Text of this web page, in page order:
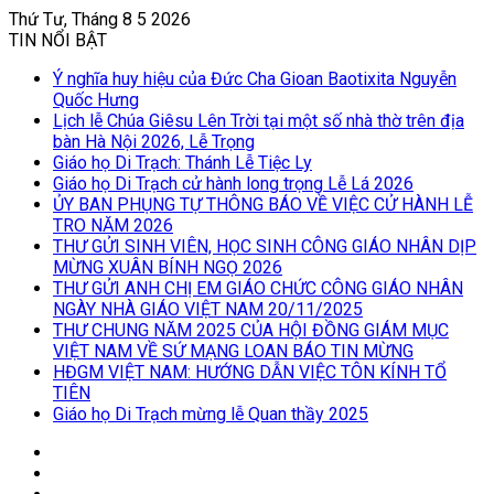
Thứ Tư, Tháng 8 5 2026
TIN NỔI BẬT
Ý nghĩa huy hiệu của Đức Cha Gioan Baotixita Nguyễn
Quốc Hưng
Lịch lễ Chúa Giêsu Lên Trời tại một số nhà thờ trên địa
bàn Hà Nội 2026, Lễ Trọng
Giáo họ Di Trạch: Thánh Lễ Tiệc Ly
Giáo họ Di Trạch cử hành long trọng Lễ Lá 2026
ỦY BAN PHỤNG TỰ THÔNG BÁO VỀ VIỆC CỬ HÀNH LỄ
TRO NĂM 2026
THƯ GỬI SINH VIÊN, HỌC SINH CÔNG GIÁO NHÂN DỊP
MỪNG XUÂN BÍNH NGỌ 2026
THƯ GỬI ANH CHỊ EM GIÁO CHỨC CÔNG GIÁO NHÂN
NGÀY NHÀ GIÁO VIỆT NAM 20/11/2025
THƯ CHUNG NĂM 2025 CỦA HỘI ĐỒNG GIÁM MỤC
VIỆT NAM VỀ SỨ MẠNG LOAN BÁO TIN MỪNG
HĐGM VIỆT NAM: HƯỚNG DẪN VIỆC TÔN KÍNH TỔ
TIÊN
Giáo họ Di Trạch mừng lễ Quan thầy 2025